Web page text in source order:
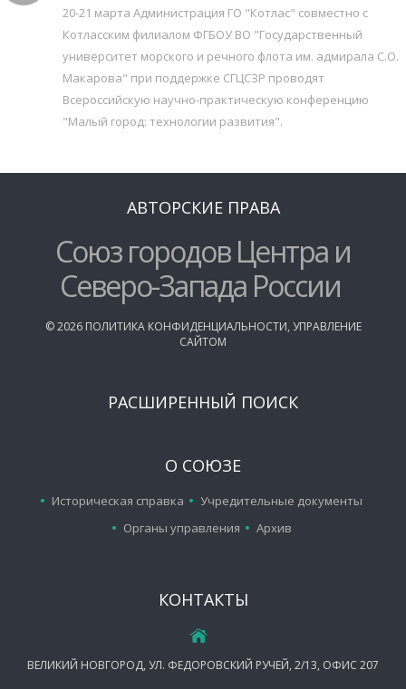
20-21 марта Администрация ГО "Котлас" совместно с
Котласским филиалом ФГБОУ ВО "Государственный
университет морского и речного флота им. адмирала С.О.
Макарова" при поддержке СГЦСЗР проводят
Всероссийскую научно-практическую конференцию
"Малый город: технологии развития".
АВТОРСКИЕ ПРАВА
Союз городов Центра и
Северо-Запада России
©2026 ПОЛИТИКА КОНФИДЕНЦИАЛЬНОСТИ, УПРАВЛЕНИЕ
САЙТОМ
РАСШИРЕННЫЙ ПОИСК
О СОЮЗЕ
Историческая справка
Учредительные документы
Органы управления
Архив
КОНТАКТЫ
ВЕЛИКИЙ НОВГОРОД, УЛ. ФЕДОРОВСКИЙ РУЧЕЙ, 2/13, ОФИС 207